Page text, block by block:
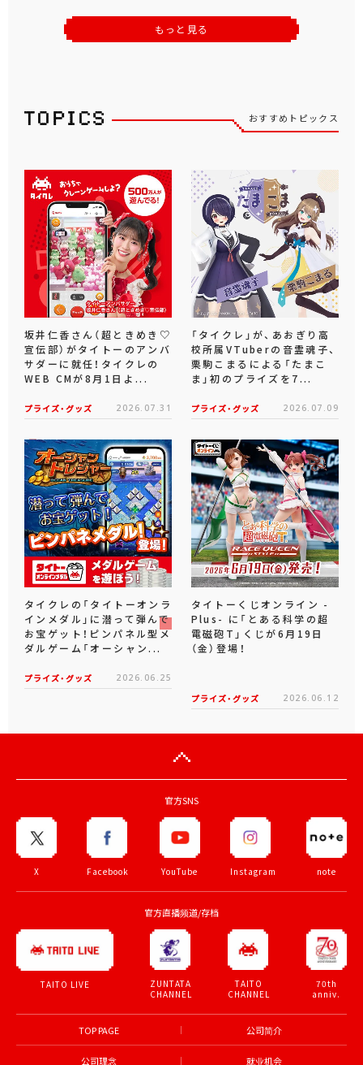
もっと見る
おすすめトピックス
坂井仁香さん（超ときめき♡
宣伝部）がタイトーのアンバ
サダーに就任！タイクレの
WEB CMが8月1日よ...
プライズ・グッズ 2026.07.31
「タイクレ」が、あおぎり高
校所属VTuberの音霊魂子、
栗駒こまるによる「たまこ
ま」初のプライズを7...
プライズ・グッズ 2026.07.09
タイクレの「タイトーオンラ
インメダル」に潜って弾んで
お宝ゲット！ピンパネル型メ
ダルゲーム「オーシャン...
プライズ・グッズ 2026.06.25
タイトーくじオンライン -
Plus- に「とある科学の超
電磁砲T」くじが6月19日
（金）登場！
プライズ・グッズ 2026.06.12
官方SNS
X Facebook YouTube Instagram note
官方直播频道/存档
TAITO LIVE
ZUNTATA
CHANNEL
TAITO
CHANNEL
70th
anniv.
TOP PAGE 公司简介
公司理念 就业机会